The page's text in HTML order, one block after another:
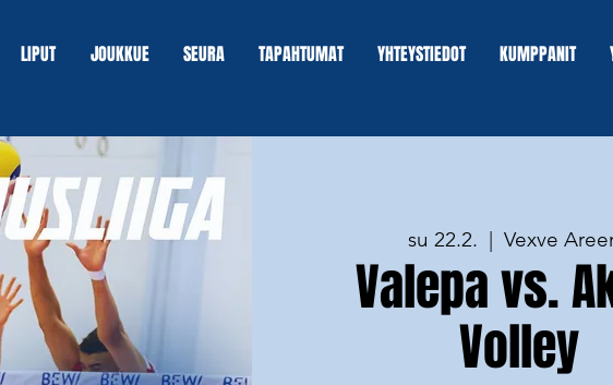
LIPUT JOUKKUE SEURA TAPAHTUMAT YHTEYSTIEDOT KUMPPANIT
su 22.2.
  |
Vexve
Valepa vs.
Volley